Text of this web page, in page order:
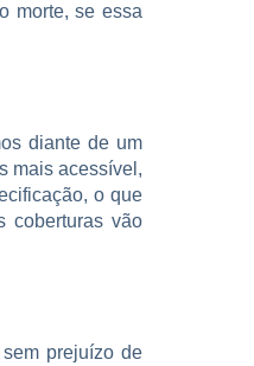
morte, se essa
diante de um
mais acessível,
o que
coberturas vão
prejuízo de